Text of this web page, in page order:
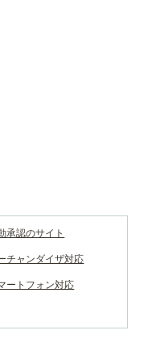
承認のサイト
チャンダイザ対応
ートフォン対応